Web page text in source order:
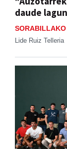
daude
Lide Ruiz Telleria